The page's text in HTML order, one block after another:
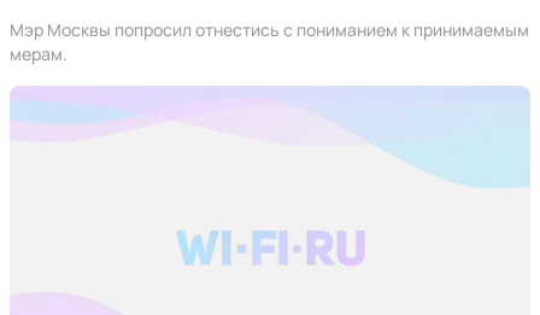
Мэр Москвы попросил отнестись с пониманием к принимаемым
мерам.